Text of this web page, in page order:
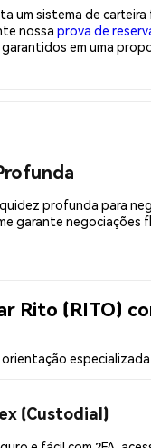
um sistema de
nossa prova de
em uma
profunda para
garante negociações
Rito (RITO)
(Custodial)